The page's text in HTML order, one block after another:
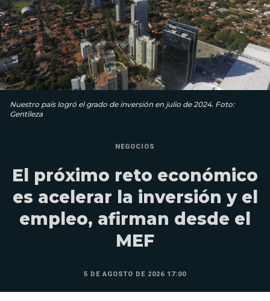
Nuestro país logró el grado de inversión en julio de 2024. Foto:
Gentileza
NEGOCIOS
El próximo reto económico
es acelerar la inversión y el
empleo, afirman desde el
MEF
5 DE AGOSTO DE 2026 17:00